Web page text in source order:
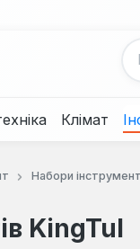
Клімат
Набори
KingTul